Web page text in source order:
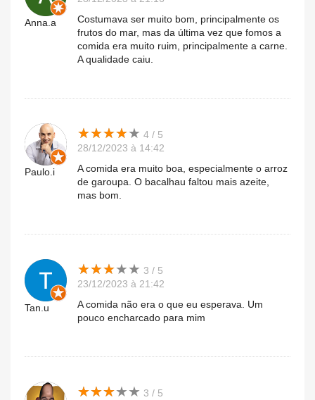
Anna.a
Costumava ser muito bom, principalmente os
frutos do mar, mas da última vez que fomos a
comida era muito ruim, principalmente a carne.
A qualidade caiu.
Paulo.i
★★★★★
★★★★★ 4 / 5
28/12/2023 à 14:42
A comida era muito boa, especialmente o arroz
de garoupa. O bacalhau faltou mais azeite,
mas bom.
Tan.u
★★★★★
★★★★★ 3 / 5
23/12/2023 à 21:42
A comida não era o que eu esperava. Um
pouco encharcado para mim
★★★★★
★★★★★ 3 / 5